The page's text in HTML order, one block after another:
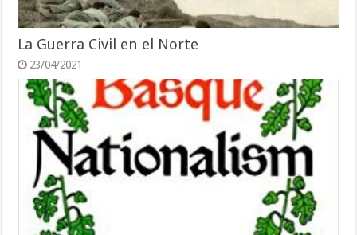
La Guerra Civil en el Norte
23/04/2021